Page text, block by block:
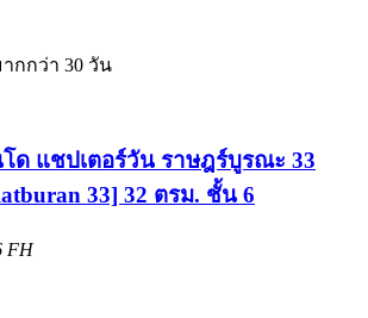
กกว่า 30 วัน
โด แชปเตอร์วัน ราษฎร์บูรณะ 33
33] 32 ตรม. ชั้น 6
FH